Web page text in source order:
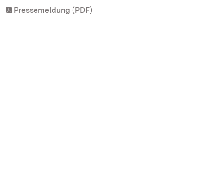
Pressemeldung (PDF)